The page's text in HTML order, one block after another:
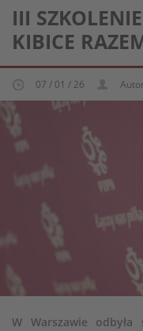
III
KIBICE
07 / 01 / 26
W Warszawie